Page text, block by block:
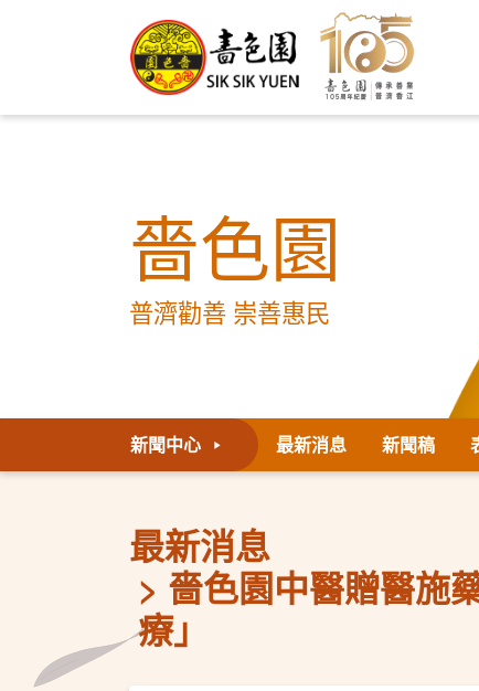
嗇色園
普濟勸善 崇善惠民
新聞中心 最新消息 新聞稿
最新消息
嗇色園中醫贈醫施
療」